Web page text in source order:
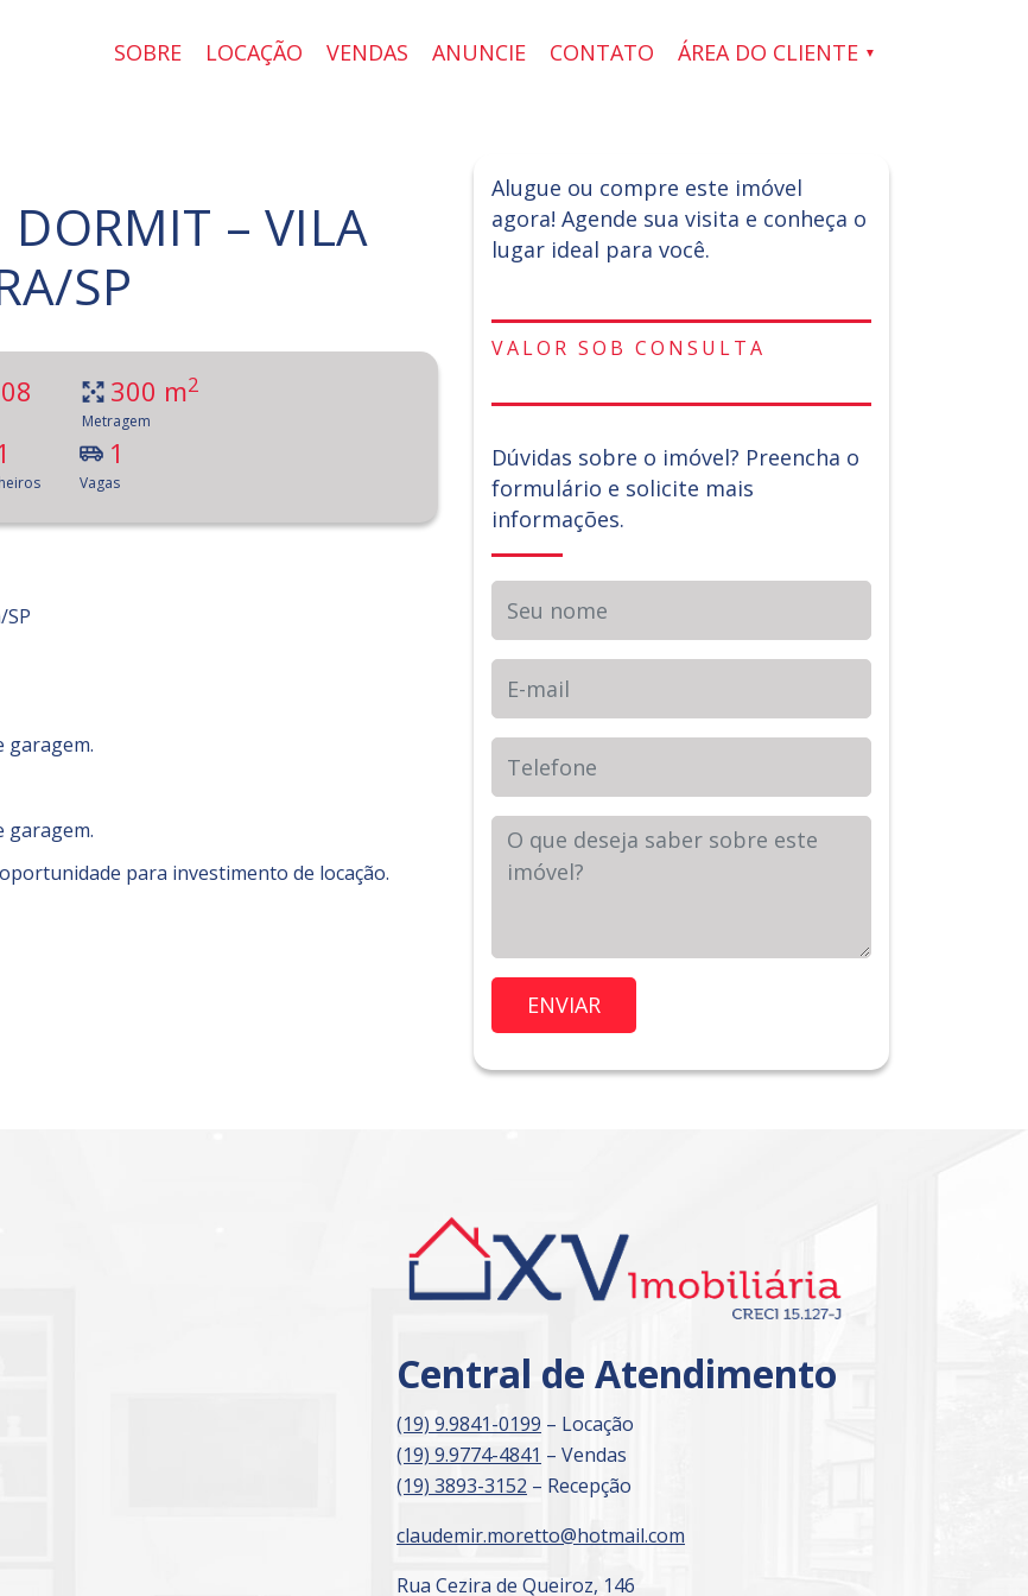
SOBRE LOCAÇÃO VENDAS ANUNCIE CONTATO ÁREA DO CLIENTE
DORMIT – VILA
SP
300 m2
Metragem
1
Vagas
garagem.
garagem.
para investimento de locação.
Alugue ou compre este imóvel
agora! Agende sua visita e conheça o
lugar ideal para você.
VALOR SOB CONSULTA
Dúvidas sobre o imóvel? Preencha o
formulário e solicite mais
informações.
Telefone
Sua Mensagem
Imóvel de Interesse
Central de Atendimento
(19) 9.9841-0199 – Locação
(19) 9.9774-4841 – Vendas
(19) 3893-3152 – Recepção
claudemir.moretto@hotmail.com
Rua Cezira de Queiroz, 146